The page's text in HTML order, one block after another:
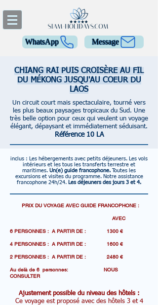
WhatsApp Message
CHIANG RAI PUIS CROISÈRE AU FIL
DU MÉKONG JUSQU'AU COEUR DU
LAOS
Un circuit court mais spectaculaire, tourné vers
les plus beaux paysages tropicaux du Sud. Une
très belle option pour ceux qui veulent un voyage
élégant, dépaysant et immédiatement séduisant.
Référence 10 LA
inclus : Les hébergements avec petits déjeuners.
Les vols
intérieurs et les tous les transferts terrestre et
maritimes. Un(e) guide francophone. Toutes les
excursions et visites du programme. Notre assistance
francophone 24h/24. Les déjeuners des jours 3 et 4.
PRIX DU VOYAGE AVEC GUIDE FRANCOPHONE :
AVEC
6 PERSONNES : A PARTIR DE : 1300 €
4 PERSONNES : A PARTIR DE : 1600 €
2 PERSONNES : A PARTIR DE : 2480 €
Au delà de 6 personnes: NOUS
CONSULTER
Ajustement possible du niveau des hôtels :
Ce voyage est proposé avec des hôtels 3 et 4